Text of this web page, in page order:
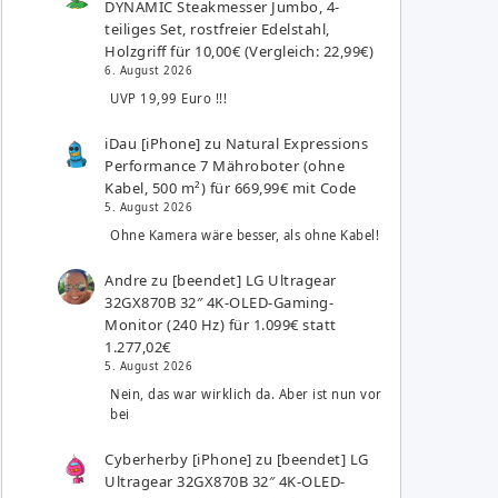
DYNAMIC Steakmesser Jumbo, 4-
teiliges Set, rostfreier Edelstahl,
Holzgriff für 10,00€ (Vergleich: 22,99€)
6. August 2026
UVP 19,99 Euro !!!
iDau [iPhone] zu Natural Expressions
Performance 7 Mähroboter (ohne
Kabel, 500 m²) für 669,99€ mit Code
5. August 2026
Ohne Kamera wäre besser, als ohne Kabel!
Andre zu [beendet] LG Ultragear
32GX870B 32″ 4K-OLED-Gaming-
Monitor (240 Hz) für 1.099€ statt
1.277,02€
5. August 2026
Nein, das war wirklich da. Aber ist nun vor
bei
Cyberherby [iPhone] zu [beendet] LG
Ultragear 32GX870B 32″ 4K-OLED-